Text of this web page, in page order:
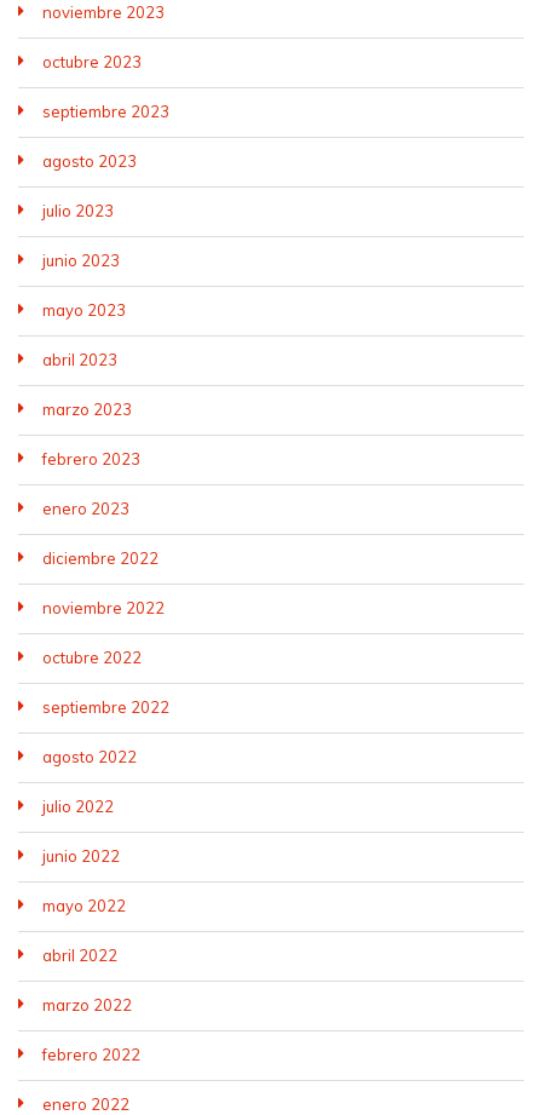
noviembre 2023
octubre 2023
septiembre 2023
agosto 2023
julio 2023
junio 2023
mayo 2023
abril 2023
marzo 2023
febrero 2023
enero 2023
diciembre 2022
noviembre 2022
octubre 2022
septiembre 2022
agosto 2022
julio 2022
junio 2022
mayo 2022
abril 2022
marzo 2022
febrero 2022
enero 2022